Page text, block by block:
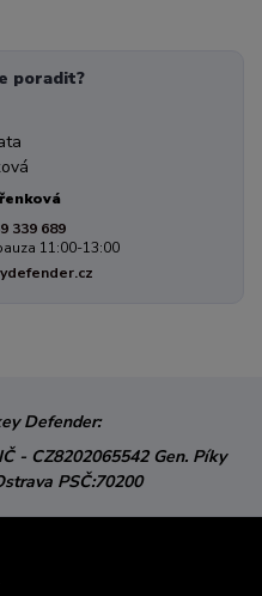
poradit?
339 689
11:00-13:00
Defender:
- CZ8202065542 Gen. Píky
PSČ:70200